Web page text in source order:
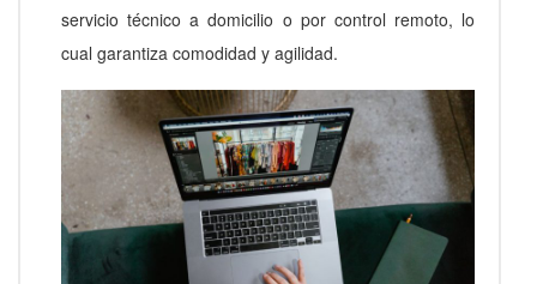
servicio técnico a domicilio o por control remoto, lo
cual garantiza comodidad y agilidad.